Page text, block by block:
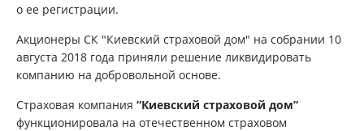
о ее регистрации.
Акционеры СК "Киевский страховой дом" на собрании 10
августа 2018 года приняли решение ликвидировать
компанию на добровольной основе.
Страховая компания “Киевский страховой дом”
функционировала на отечественном страховом